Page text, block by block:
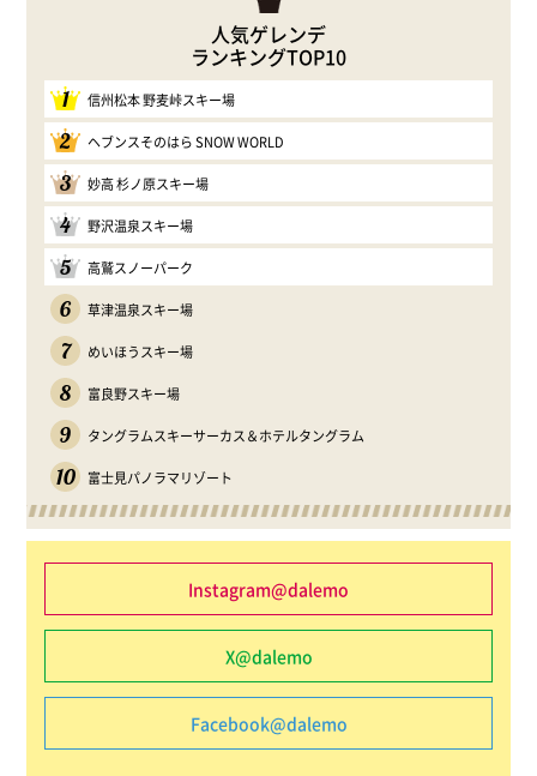
人気ゲレンデ
ランキングTOP10
1 信州松本 野麦峠スキー場
2 ヘブンスそのはら SNOW WORLD
3 妙高 杉ノ原スキー場
4 野沢温泉スキー場
5 高鷲スノーパーク
6 草津温泉スキー場
7 めいほうスキー場
8 富良野スキー場
9 タングラムスキーサーカス＆ホテルタングラム
10 富士見パノラマリゾート
Instagram@dalemo
X@dalemo
Facebook@dalemo